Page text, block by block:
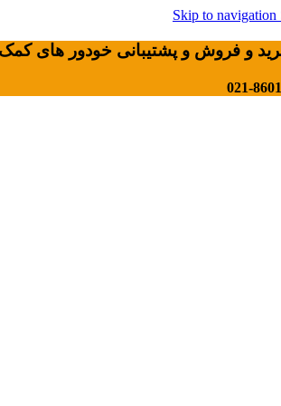
Skip to navigation
و فروش و پشتیبانی خودور های کمک